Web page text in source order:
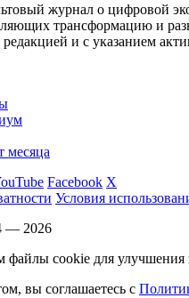
журнал о цифровой
трансформацию и
редакцией и с указанием
месяца
Facebook X
Условия
— 2026
cookie для улучшения
вы соглашаетесь с